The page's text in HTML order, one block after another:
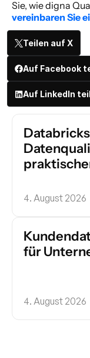
vereinbaren Sie
Teilen auf X
Auf Facebook
Auf LinkedIn
4. August 2026
für
4. August 2026